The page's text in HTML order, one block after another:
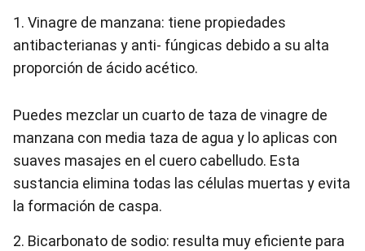
1. Vinagre de manzana: tiene propiedades
antibacterianas y anti- fúngicas debido a su alta
proporción de ácido acético.
Puedes mezclar un cuarto de taza de vinagre de
manzana con media taza de agua y lo aplicas con
suaves masajes en el cuero cabelludo. Esta
sustancia elimina todas las células muertas y evita
la formación de caspa.
2. Bicarbonato de sodio: resulta muy eficiente para